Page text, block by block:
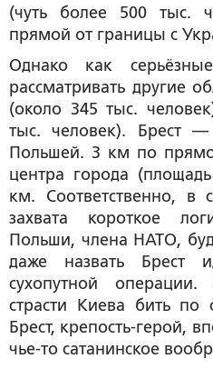
(чуть более 500 тыс.
прямой от границы с
Однако как
рассматривать другие
(около 345 тыс.
тыс. человек). Брест
Польшей. 3 км по
центра города
км. Соответственно, в
захвата короткое
Польши, члена НАТО,
даже назвать Брест
сухопутной
страсти Киева бить по
Брест, крепость-герой,
чье-то сатанинское